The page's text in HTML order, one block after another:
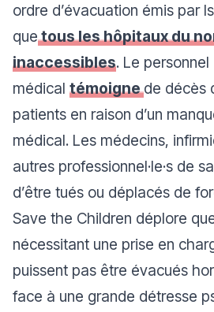
ordre d’évacuation émis par
quetous les hôpitaux du
inaccessibles. Le personnel
médical témoignede décès
patients en raison d’un
médical. Les médecins,
autres professionnel·le·s de
d’être tués ou déplacés de
Save the Children déplore
nécessitant une prise en
puissent pas être évacués
face à une grande détresse